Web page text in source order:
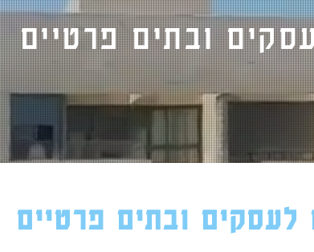
ובתים פרטיים
לעסקים ובתים פרטיים